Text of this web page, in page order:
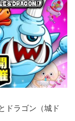
ドラゴン（城ド